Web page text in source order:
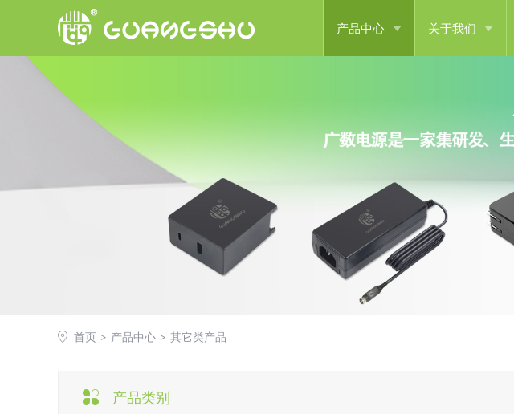
产品中心
医疗用开关电源
线性电源适配器
变压器
关于我们
设施设备
首页 > 产品中心 > 其它类产品
产品类别